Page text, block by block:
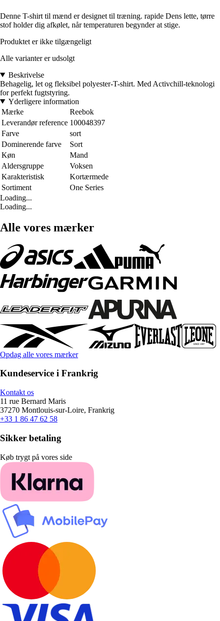
Denne T-shirt til mænd er designet til træning. rapide Dens lette, tørre
stof holder dig afkølet, når temperaturen begynder at stige.
Produktet er ikke tilgængeligt
Alle varianter er udsolgt
Beskrivelse
Behagelig, let og fleksibel polyester-T-shirt. Med Activchill-teknologi
for perfekt fugtstyring.
Yderligere information
Mærke
Reebok
Leverandør reference 100048397
Farve
sort
Dominerende farve
Sort
Køn
Mand
Aldersgruppe
Voksen
Karakteristisk
Kortærmede
Sortiment
One Series
Loading...
Loading...
Alle vores mærker
Opdag alle vores mærker
Kundeservice i Frankrig
Kontakt os
11 rue Bernard Maris
37270 Montlouis-sur-Loire, Frankrig
+33 1 86 47 62 58
Sikker betaling
Køb trygt på vores side